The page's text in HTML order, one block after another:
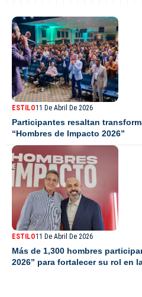
ESTILO11 De Abril De 2026
Participantes resaltan
“Hombres de Impacto 2026”
ESTILO11 De Abril De 2026
Más de 1,300 hombres
2026” para fortalecer su rol en